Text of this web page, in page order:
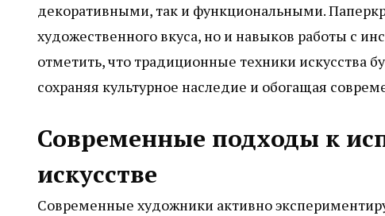
декоративными, так и функциональными.
художественного вкуса, но и навыков работы с
отметить, что традиционные техники искусства
сохраняя культурное наследие и обогащая
Современные подходы к
искусстве
Современные художники активно